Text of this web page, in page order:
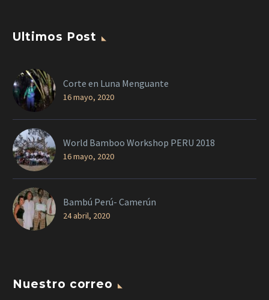
Ultimos Post
Corte en Luna Menguante
16 mayo, 2020
World Bamboo Workshop PERU 2018
16 mayo, 2020
Bambú Perú- Camerún
24 abril, 2020
Nuestro correo